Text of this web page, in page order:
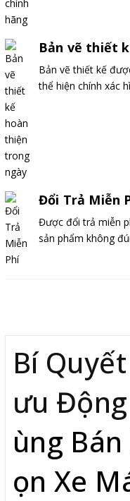
Bản vẽ thiết
Bản vẽ thiết kế
thể hiện chính xác
Đổi Trả Miễn
Được đổi trả miễn
sản phẩm không
Bí
ưu
ùng
ọn Xe